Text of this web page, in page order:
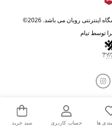
روبان می باشد. 2026©
توسطتیام
ها حساب کاربری سبد خرید